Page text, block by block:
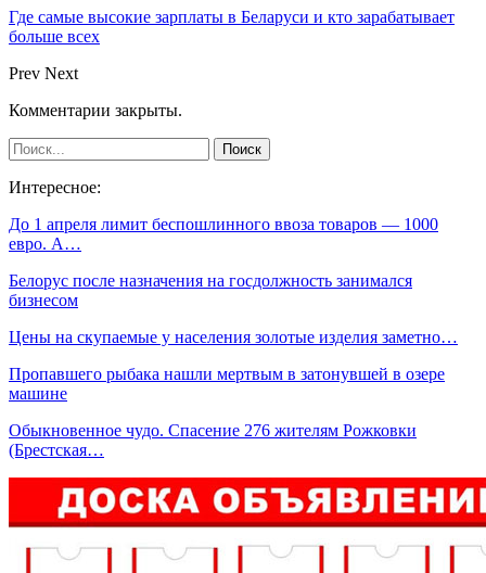
Где самые высокие зарплаты в Беларуси и кто зарабатывает
больше всех
Prev Next
Комментарии закрыты.
Интересное:
До 1 апреля лимит беспошлинного ввоза товаров — 1000
евро. А…
Белорус после назначения на госдолжность занимался
бизнесом
Цены на скупаемые у населения золотые изделия заметно…
Пропавшего рыбака нашли мертвым в затонувшей в озере
машине
Обыкновенное чудо. Спасение 276 жителям Рожковки
(Брестская…